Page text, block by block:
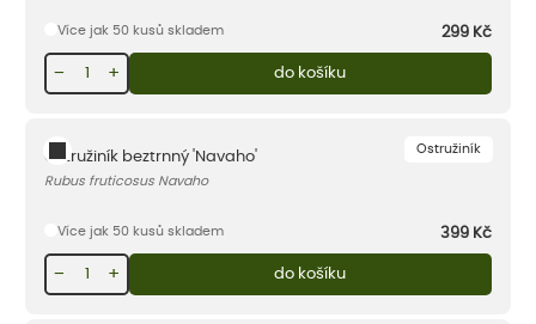
Více jak 50 kusů skladem 299 Kč
+
− do košíku
Ostružiník
Ostružiník beztrnný 'Navaho'
Rubus fruticosus Navaho
Více jak 50 kusů skladem 399 Kč
+
− do košíku